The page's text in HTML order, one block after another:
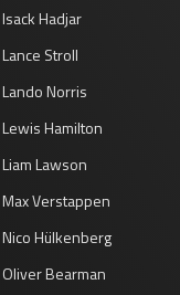
Isack Hadjar
Lance Stroll
Lando Norris
Lewis Hamilton
Liam Lawson
Max Verstappen
Nico Hülkenberg
Oliver Bearman